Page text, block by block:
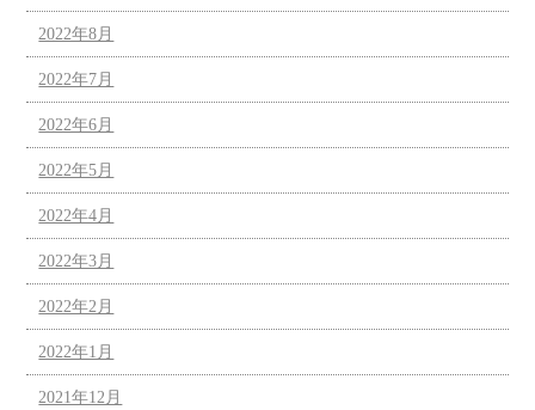
2022年8月
2022年7月
2022年6月
2022年5月
2022年4月
2022年3月
2022年2月
2022年1月
2021年12月